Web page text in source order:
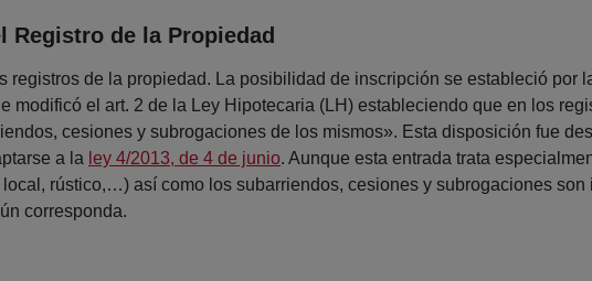
de la Propiedad
de la propiedad. La posibilidad de inscripción se estableció por
modificó el art. 2 de la Ley Hipotecaria (LH) estableciendo que en los
cesiones y subrogaciones de los mismos». Esta disposición fue
a la ley 4/2013, de 4 de junio. Aunque esta entrada trata
rústico,…) así como los subarriendos, cesiones y subrogaciones
corresponda.